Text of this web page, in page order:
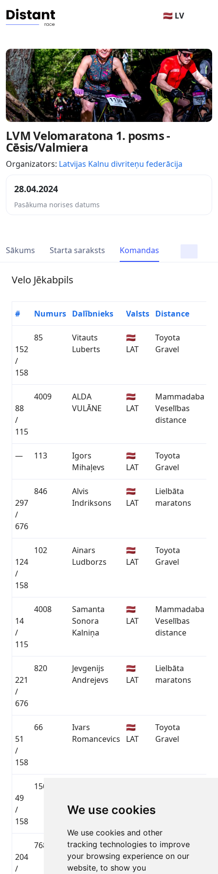
We use cookies
We use cookies and other
tracking technologies to improve
your browsing experience on our
website, to show you
🇱🇻 LV
LVM Velomaratona 1. posms -
Cēsis/Valmiera
Organizators: Latvijas Kalnu divriteņu federācija
28.04.2024
Pasākuma norises datums
Sākums Starta saraksts Komandas
Velo Jēkabpils
# Numurs Dalībnieks Valsts Distance
152
/
158
85
Vitauts
Luberts
🇱🇻
LAT
Toyota
Gravel
88
/
115
4009
ALDA
VULĀNE
🇱🇻
LAT
Mammadaba
Veselības
distance
— 113
Igors
Mihaļevs
🇱🇻
LAT
Toyota
Gravel
297
/
676
846
Alvis
Indriksons
🇱🇻
LAT
Lielbāta
maratons
124
/
158
102
Ainars
Ludborzs
🇱🇻
LAT
Toyota
Gravel
14
/
115
4008
Samanta
Sonora
Kalniņa
🇱🇻
LAT
Mammadaba
Veselības
distance
221
/
676
820
Jevgenijs
Andrejevs
🇱🇻
LAT
Lielbāta
maratons
51
/
158
66
Ivars
Romancevics
🇱🇻
LAT
Toyota
Gravel
49
/
158
150
204
/
768
Jānis
Hartmanis
🇱🇻
LAT
Lielbāta
maratons